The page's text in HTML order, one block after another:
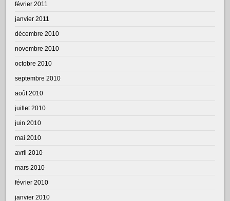
février 2011
janvier 2011
décembre 2010
novembre 2010
octobre 2010
septembre 2010
août 2010
juillet 2010
juin 2010
mai 2010
avril 2010
mars 2010
février 2010
janvier 2010